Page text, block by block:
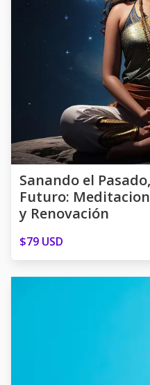
Sanando el
Futuro:
y Renovación
$79 USD